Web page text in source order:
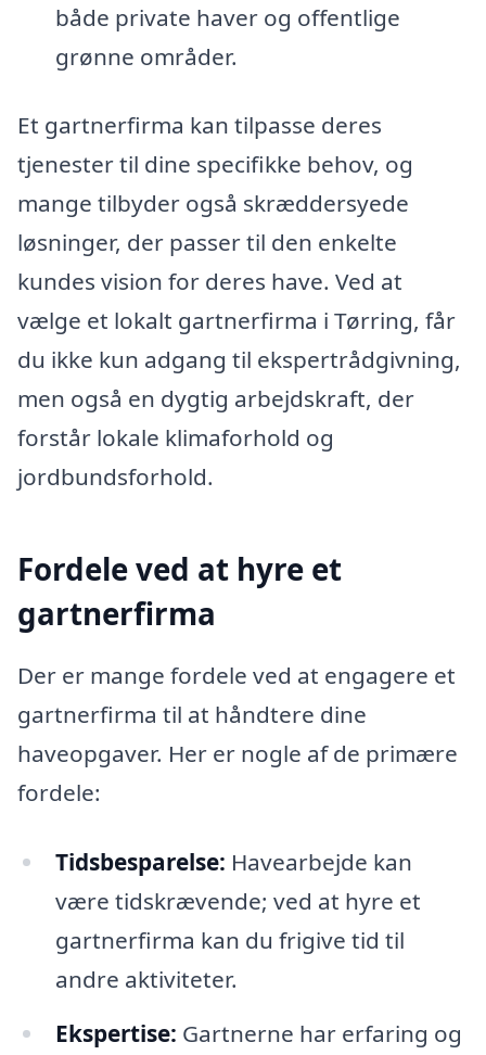
både private haver og offentlige
grønne områder.
Et gartnerfirma kan tilpasse deres
tjenester til dine specifikke behov, og
mange tilbyder også skræddersyede
løsninger, der passer til den enkelte
kundes vision for deres have. Ved at
vælge et lokalt gartnerfirma i Tørring, får
du ikke kun adgang til ekspertrådgivning,
men også en dygtig arbejdskraft, der
forstår lokale klimaforhold og
jordbundsforhold.
Fordele ved at hyre et
gartnerfirma
Der er mange fordele ved at engagere et
gartnerfirma til at håndtere dine
haveopgaver. Her er nogle af de primære
fordele:
Tidsbesparelse: Havearbejde kan
være tidskrævende; ved at hyre et
gartnerfirma kan du frigive tid til
andre aktiviteter.
Ekspertise: Gartnerne har erfaring og